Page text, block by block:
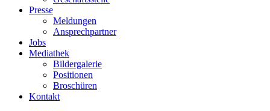
Presse
Meldungen
Ansprechpartner
Jobs
Mediathek
Bildergalerie
Positionen
Broschüren
Kontakt